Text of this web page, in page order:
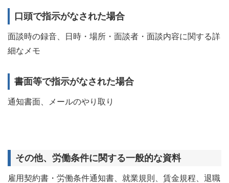
口頭で指示がなされた場合
面談時の録音、日時・場所・面談者・面談内容に関する詳
細なメモ
書面等で指示がなされた場合
通知書面、メールのやり取り
その他、労働条件に関する一般的な資料
雇用契約書・労働条件通知書、就業規則、賃金規程、退職